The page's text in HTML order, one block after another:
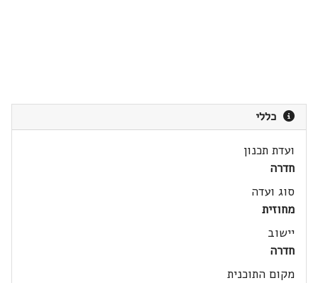
כללי
ועדת תכנון
חדרה
סוג ועדה
מחוזית
יישוב
חדרה
מקום התוכנית